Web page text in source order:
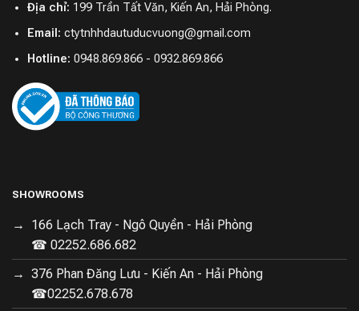
Địa chỉ: 199 Trần Tất Văn, Kiến An, Hải Phòng.
Email: ctytnhhdautuducvuong@gmail.com
Hotline: 0948.869.866 - 0932.869.866
SHOWROOMS
166 Lạch Tray - Ngô Quyền - Hải Phòng
☎ 02252.686.682
376 Phan Đăng Lưu - Kiến An - Hải Phòng
☎02252.678.678